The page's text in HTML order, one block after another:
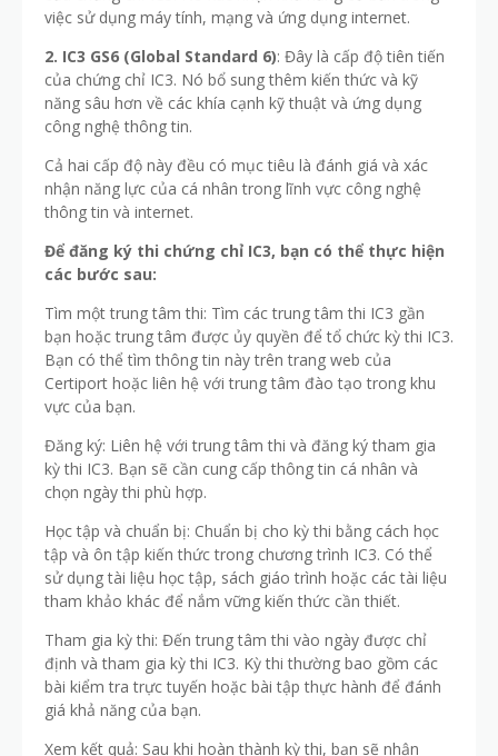
việc sử dụng máy tính, mạng và ứng dụng internet.
2. IC3 GS6 (Global Standard 6): Đây là cấp độ tiên tiến
của chứng chỉ IC3. Nó bổ sung thêm kiến thức và kỹ
năng sâu hơn về các khía cạnh kỹ thuật và ứng dụng
công nghệ thông tin.
Cả hai cấp độ này đều có mục tiêu là đánh giá và xác
nhận năng lực của cá nhân trong lĩnh vực công nghệ
thông tin và internet.
Để đăng ký thi chứng chỉ IC3, bạn có thể thực hiện
các bước sau:
Tìm một trung tâm thi: Tìm các trung tâm thi IC3 gần
bạn hoặc trung tâm được ủy quyền để tổ chức kỳ thi IC3.
Bạn có thể tìm thông tin này trên trang web của
Certiport hoặc liên hệ với trung tâm đào tạo trong khu
vực của bạn.
Đăng ký: Liên hệ với trung tâm thi và đăng ký tham gia
kỳ thi IC3. Bạn sẽ cần cung cấp thông tin cá nhân và
chọn ngày thi phù hợp.
Học tập và chuẩn bị: Chuẩn bị cho kỳ thi bằng cách học
tập và ôn tập kiến thức trong chương trình IC3. Có thể
sử dụng tài liệu học tập, sách giáo trình hoặc các tài liệu
tham khảo khác để nắm vững kiến thức cần thiết.
Tham gia kỳ thi: Đến trung tâm thi vào ngày được chỉ
định và tham gia kỳ thi IC3. Kỳ thi thường bao gồm các
bài kiểm tra trực tuyến hoặc bài tập thực hành để đánh
giá khả năng của bạn.
Xem kết quả: Sau khi hoàn thành kỳ thi, bạn sẽ nhận